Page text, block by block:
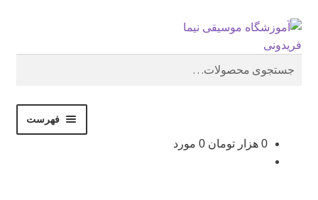
پرش
به
پرش
به
جستجو
فهرست
0 هزار تومان 0 مورد